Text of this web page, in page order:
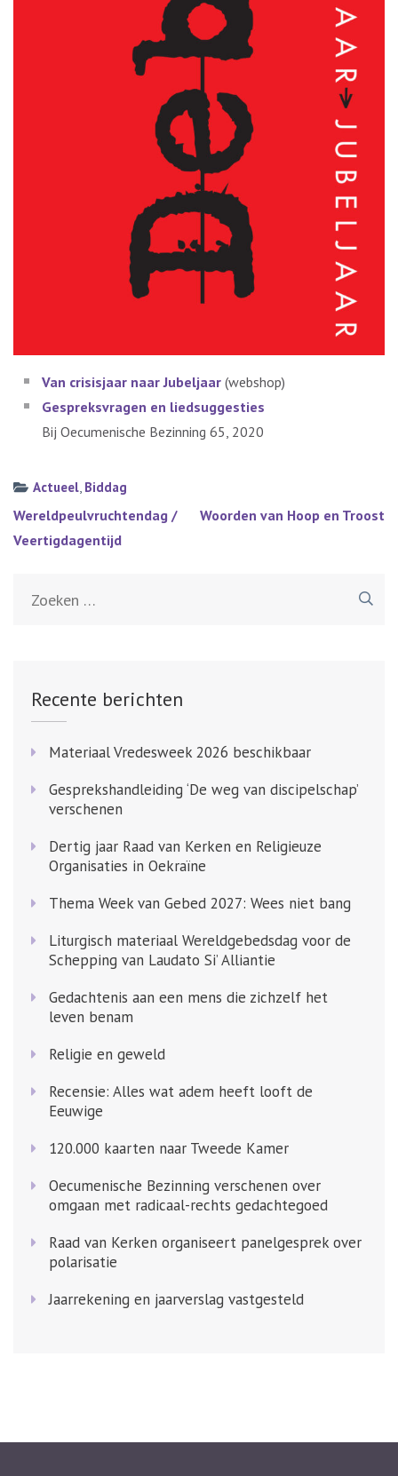
Van crisisjaar naar Jubeljaar (webshop)
Gespreksvragen en liedsuggesties
Bij Oecumenische Bezinning 65, 2020
Actueel, Biddag
Bericht
navigatie
Wereldpeulvruchtendag /
Veertigdagentijd
Woorden van Hoop en Troost
Recente berichten
Materiaal Vredesweek 2026 beschikbaar
Gesprekshandleiding ‘De weg van discipelschap’
verschenen
Dertig jaar Raad van Kerken en Religieuze
Organisaties in Oekraïne
Thema Week van Gebed 2027: Wees niet bang
Liturgisch materiaal Wereldgebedsdag voor de
Schepping van Laudato Si’ Alliantie
Gedachtenis aan een mens die zichzelf het
leven benam
Religie en geweld
Recensie: Alles wat adem heeft looft de
Eeuwige
120.000 kaarten naar Tweede Kamer
Oecumenische Bezinning verschenen over
omgaan met radicaal-rechts gedachtegoed
Raad van Kerken organiseert panelgesprek over
polarisatie
Jaarrekening en jaarverslag vastgesteld